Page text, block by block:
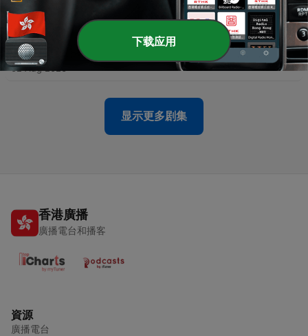
【台股歐嗨唷!】2026.08.04 林漢偉分析師 盤前解盤
03 Aug 2026
938 - 【台股歐嗨唷!】2026.08.03 林漢偉分析師 盤前解盤
02 Aug 2026
显示更多剧集
香港廣播
廣播電台和播客
資源
廣播電台
下载应用